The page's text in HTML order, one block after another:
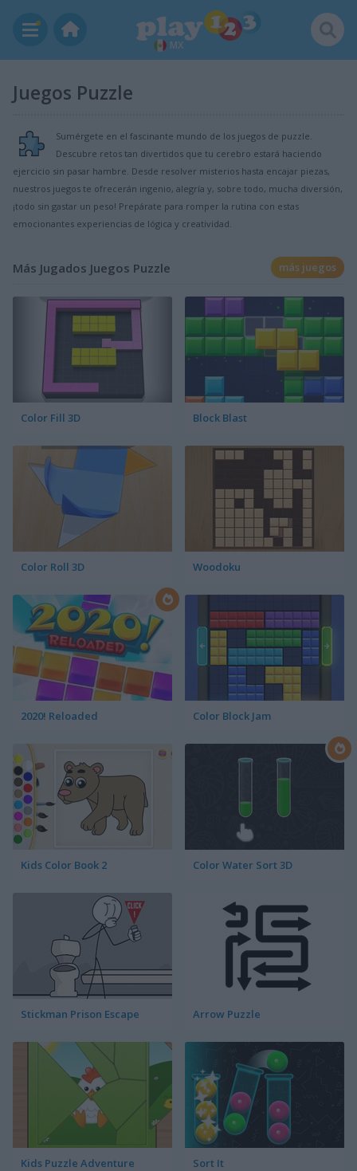
MX
Juegos Puzzle
Sumérgete en el fascinante mundo de los juegos de puzzle.
Descubre retos tan divertidos que tu cerebro estará haciendo
ejercicio sin pasar hambre. Desde resolver misterios hasta encajar piezas,
nuestros juegos te ofrecerán ingenio, alegría y, sobre todo, mucha diversión,
¡todo sin gastar un peso! Prepárate para romper la rutina con estas
emocionantes experiencias de lógica y creatividad.
Más Jugados Juegos Puzzle más juegos
Color Fill 3D Block Blast
Color Roll 3D Woodoku
2020! Reloaded Color Block Jam
Kids Color Book 2 Color Water Sort 3D
Stickman Prison Escape Arrow Puzzle
Kids Puzzle Adventure Sort It